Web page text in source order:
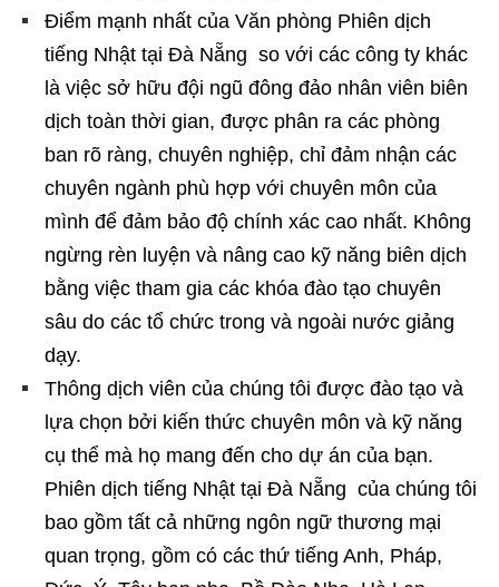
Điểm mạnh nhất của Văn phòng Phiên dịch
tiếng Nhật tại Đà Nẵng so với các công ty khác
là việc sở hữu đội ngũ đông đảo nhân viên biên
dịch toàn thời gian, được phân ra các phòng
ban rõ ràng, chuyên nghiệp, chỉ đảm nhận các
chuyên ngành phù hợp với chuyên môn của
mình để đảm bảo độ chính xác cao nhất. Không
ngừng rèn luyện và nâng cao kỹ năng biên dịch
bằng việc tham gia các khóa đào tạo chuyên
sâu do các tổ chức trong và ngoài nước giảng
dạy.
Thông dịch viên của chúng tôi được đào tạo và
lựa chọn bởi kiến thức chuyên môn và kỹ năng
cụ thể mà họ mang đến cho dự án của bạn.
Phiên dịch tiếng Nhật tại Đà Nẵng của chúng tôi
bao gồm tất cả những ngôn ngữ thương mại
quan trọng, gồm có các thứ tiếng Anh, Pháp,